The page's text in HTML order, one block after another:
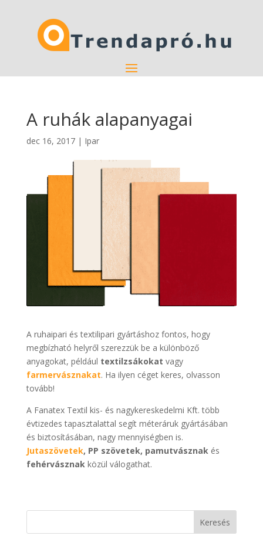
A ruhák alapanyagai
dec 16, 2017| Ipar
A ruhaipari és textilipari gyártáshoz fontos, hogy
megbízható helyről szerezzük be a különböző
anyagokat, például textilzsákokat vagy
farmervásznakat. Ha ilyen céget keres, olvasson
tovább!
A Fanatex Textil kis- és nagykereskedelmi Kft. több
évtizedes tapasztalattal segít méteráruk gyártásában
és biztosításában, nagy mennyiségben is.
Jutaszövetek, PP szövetek, pamutvásznak és
fehérvásznakközül válogathat.